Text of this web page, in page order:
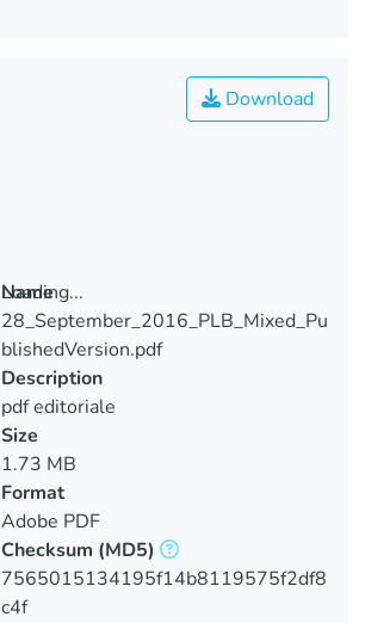
Loading...
Loading...
Download
Name
28_September_2016_PLB_Mixed_Pu
blishedVersion.pdf
Description
pdf editoriale
Size
1.73 MB
Format
Adobe PDF
Checksum (MD5)
7565015134195f14b8119575f2df8
c4f